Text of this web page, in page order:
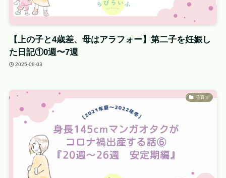
【上の子と4歳差、母はアラフォー】第二子を妊娠し
た日記①0週〜7週
2025-08-03
子育て